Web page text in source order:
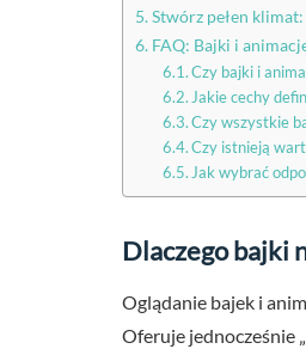
Stwórz pełen
FAQ: Bajki i
Czy bajki i
Jakie cechy
Czy wszystkie
Czy istnieją
Jak wybrać
Dlaczego bajki
Oglądanie bajek i
Oferuje jednocześnie